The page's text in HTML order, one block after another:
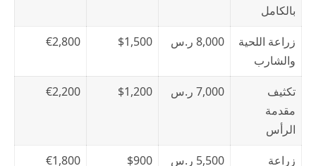
بالكامل
زراعة اللحية
والشارب
8,000 ر.س $1,500
€2,800
تكثيف
مقدمة
الرأس
7,000 ر.س $1,200
€2,200
زراعة
5,500 ر.س $900
€1,800